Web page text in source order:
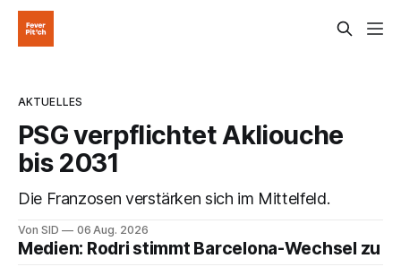
AKTUELLES
PSG verpflichtet Akliouche
bis 2031
Die Franzosen verstärken sich im Mittelfeld.
Von SID 06 Aug. 2026
Medien: Rodri stimmt Barcelona-Wechsel zu